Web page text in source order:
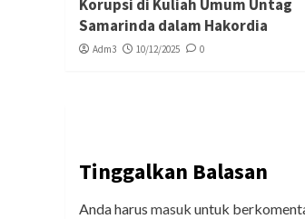
Korupsi di Kuliah Umum Untag
Samarinda dalam Hakordia
Adm3 10/12/2025 0
Tinggalkan Balasan
Anda harus masuk untuk